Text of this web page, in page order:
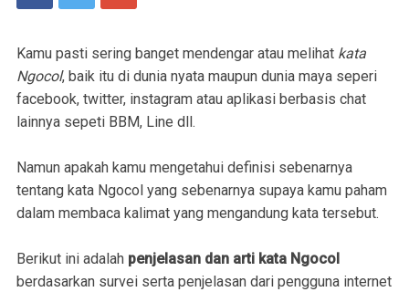
Kamu pasti sering banget mendengar atau melihat kata
Ngocol, baik itu di dunia nyata maupun dunia maya seperi
facebook, twitter, instagram atau aplikasi berbasis chat
lainnya sepeti BBM, Line dll.
Namun apakah kamu mengetahui definisi sebenarnya
tentang kata Ngocol yang sebenarnya supaya kamu paham
dalam membaca kalimat yang mengandung kata tersebut.
Berikut ini adalah penjelasan dan arti kata Ngocol
berdasarkan survei serta penjelasan dari pengguna internet